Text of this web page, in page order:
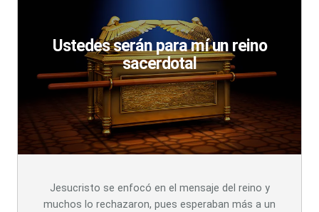
Ustedes serán para mí un reino
sacerdotal
Jesucristo se enfocó en el mensaje del reino y
muchos lo rechazaron, pues esperaban más a un